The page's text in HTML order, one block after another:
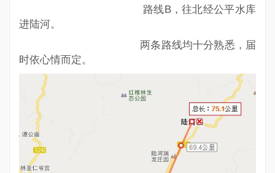
路线B，往北经公平水库
进陆河。
两条路线均十分熟悉，届
时依心情而定。